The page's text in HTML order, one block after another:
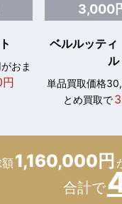
おま
3,000
ベルルッティ
ル
単品買取価格
とめ買取で
1,160,000円
合計で